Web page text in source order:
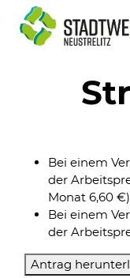
Bei einem
der
Monat 6,60
Bei einem
der
Antrag